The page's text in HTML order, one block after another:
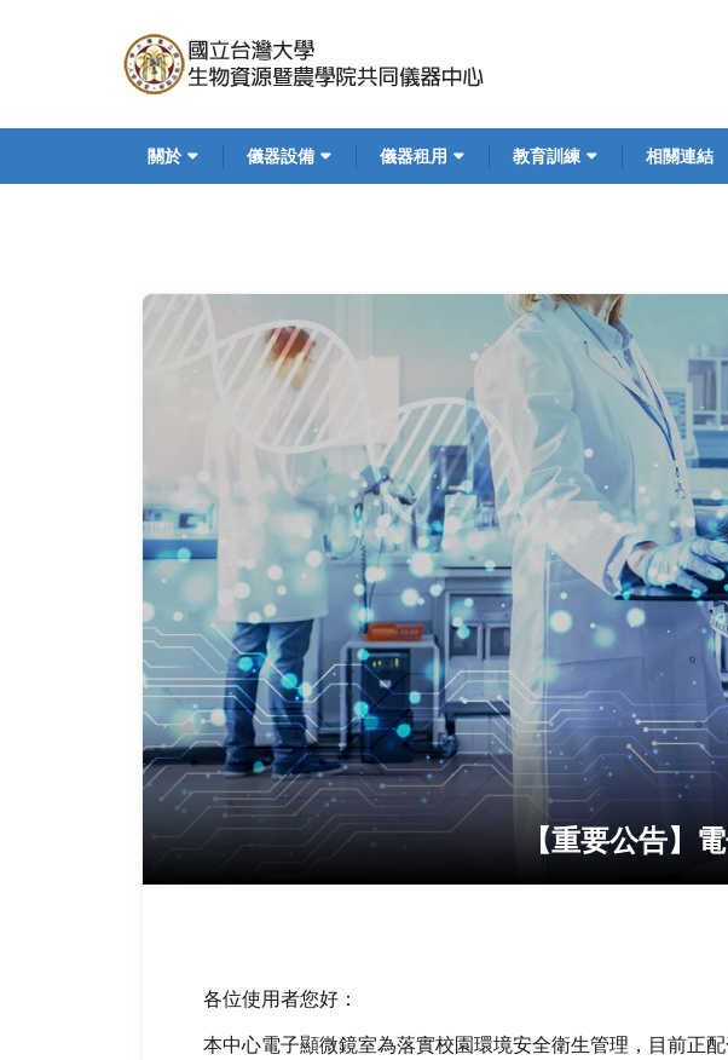
Main
navigation
關於 儀器設備 儀器租用 教育訓練 相關連結
【重要公告】
各位使用者您好：
本中心電子顯微鏡室為落實校園環境安全衛生管理，目前正